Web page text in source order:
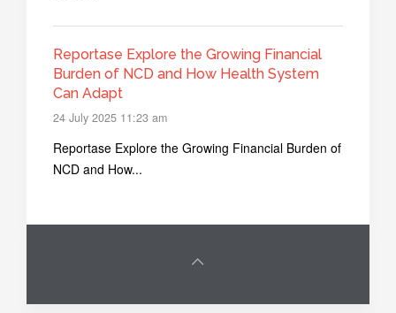
Reportase Explore the Growing Financial
Burden of NCD and How Health System
Can Adapt
24 July 2025 11:23 am
Reportase Explore the Growing Financial Burden of
NCD and How...